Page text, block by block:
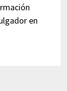
en